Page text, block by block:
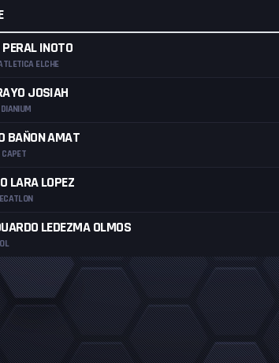
INOTO
ELCHE
JOSIAH
BAÑON AMAT
CAPET
LARA LOPEZ
LEDEZMA OLMOS